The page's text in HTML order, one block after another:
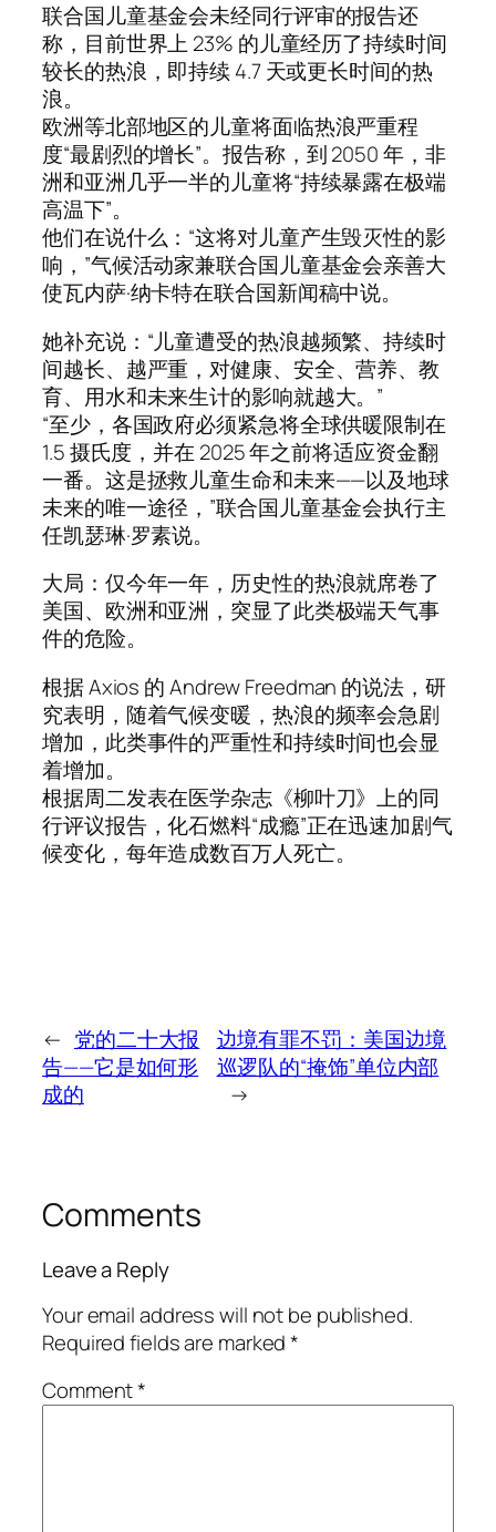
联合国儿童基金会未经同行评审的报告还
称，目前世界上 23% 的儿童经历了持续时间
较长的热浪，即持续 4.7 天或更长时间的热
浪。
欧洲等北部地区的儿童将面临热浪严重程
度“最剧烈的增长”。报告称，到 2050 年，非
洲和亚洲几乎一半的儿童将“持续暴露在极端
高温下”。
他们在说什么：“这将对儿童产生毁灭性的影
响，”气候活动家兼联合国儿童基金会亲善大
使瓦内萨·纳卡特在联合国新闻稿中说。
她补充说：“儿童遭受的热浪越频繁、持续时
间越长、越严重，对健康、安全、营养、教
育、用水和未来生计的影响就越大。”
“至少，各国政府必须紧急将全球供暖限制在
1.5 摄氏度，并在 2025 年之前将适应资金翻
一番。这是拯救儿童生命和未来——以及地球
未来的唯一途径，”联合国儿童基金会执行主
任凯瑟琳·罗素说。
大局：仅今年一年，历史性的热浪就席卷了
美国、欧洲和亚洲，突显了此类极端天气事
件的危险。
根据 Axios 的 Andrew Freedman 的说法，研
究表明，随着气候变暖，热浪的频率会急剧
增加，此类事件的严重性和持续时间也会显
着增加。
根据周二发表在医学杂志《柳叶刀》上的同
行评议报告，化石燃料“成瘾”正在迅速加剧气
候变化，每年造成数百万人死亡。
← 党的二十大报
告——它是如何形
成的
边境有罪不罚：美国边境
巡逻队的“掩饰”单位内部
→
Comments
Leave a Reply
Your email address will not be published.
Required fields are marked*
Comment*